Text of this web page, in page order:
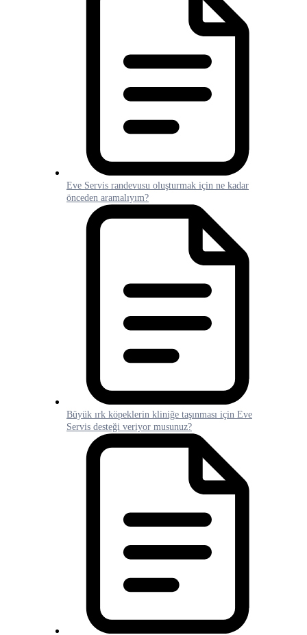
Eve Servis randevusu oluşturmak için ne kadar
önceden aramalıyım?
Büyük ırk köpeklerin kliniğe taşınması için Eve
Servis desteği veriyor musunuz?